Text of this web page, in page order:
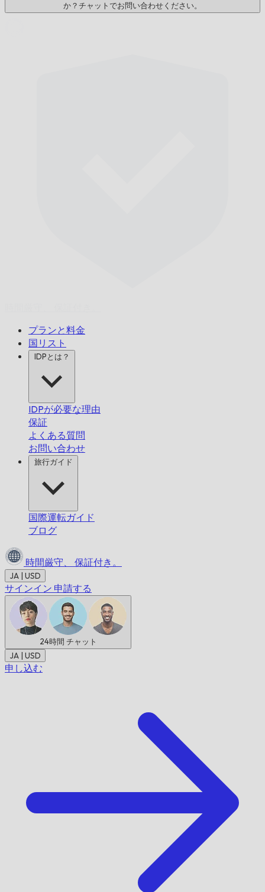
か？チャットでお問い合わせください。
プランと料金
国リスト
IDPとは？
IDPが必要な理由
保証
よくある質問
お問い合わせ
旅行ガイド
国際運転ガイド
ブログ
時間厳守、 保証付き。
JA | USD
サインイン 申請する
24時間 チャット
JA | USD
申し込む